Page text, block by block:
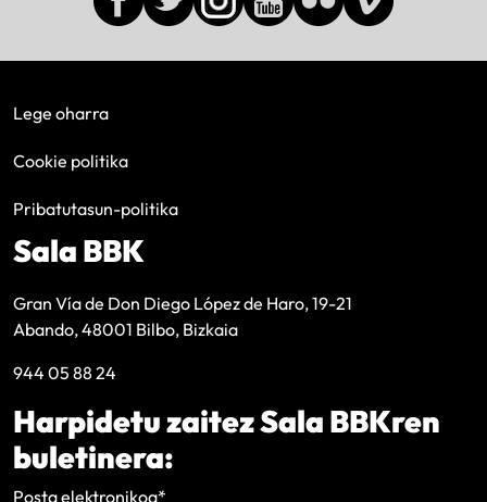
Lege oharra
Cookie politika
Pribatutasun-politika
Sala BBK
Gran Vía de Don Diego López de Haro, 19-21
Abando, 48001 Bilbo, Bizkaia
944 05 88 24
Harpidetu zaitez Sala BBKren
buletinera:
Posta elektronikoa*